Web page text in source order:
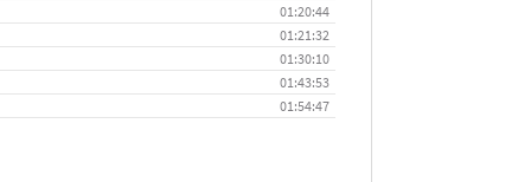
01:20:44
01:21:32
01:30:10
01:43:53
01:54:47